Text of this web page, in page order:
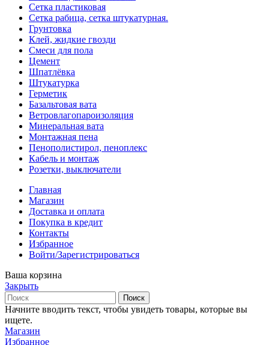
Сетка пластиковая
Сетка рабица, сетка штукатурная.
Грунтовка
Клей, жидкие гвозди
Смеси для пола
Цемент
Шпатлёвка
Штукатурка
Герметик
Базальтовая вата
Ветровлагопароизоляция
Минеральная вата
Монтажная пена
Пенополистирол, пеноплекс
Кабель и монтаж
Розетки, выключатели
Главная
Магазин
Доставка и оплата
Покупка в кредит
Контакты
Избранное
Войти/Зарегистрироваться
Ваша корзина
Закрыть
Поиск
Начните вводить текст, чтобы увидеть товары, которые вы
ищете.
Магазин
Избранное